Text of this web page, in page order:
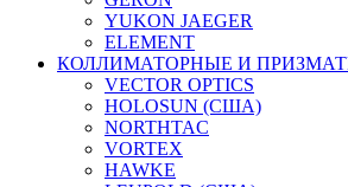
YUKON JAEGER
ELEMENT
КОЛЛИМАТОРНЫЕ И
VECTOR OPTICS
HOLOSUN (США)
NORTHTAC
VORTEX
HAWKE